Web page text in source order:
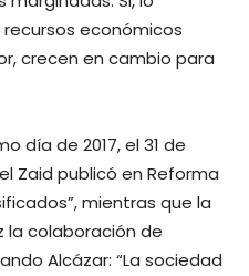
económicos
crecen en cambio para
día de 2017, el 31 de
Zaid publicó en Reforma
mientras que la
la colaboración de
Alcázar: “La sociedad